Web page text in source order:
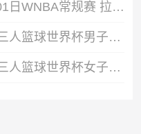
2026年06月01日 06月01日WNBA常规赛 拉斯维加斯王牌 91 - 81 金州女武神 集锦
2026年06月01日 FIBA三人篮球世界杯男子小组赛 中国 22 - 14 日本 全场集锦
2026年06月01日 FIBA三人篮球世界杯女子小组赛 中国 14 - 21 德国 全场集锦